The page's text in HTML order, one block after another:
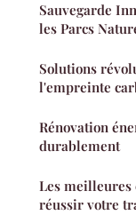
Sauvegarde
les Parcs
Solutions
l'empreinte
Rénovation
durablement
Les meilleures
réussir votre